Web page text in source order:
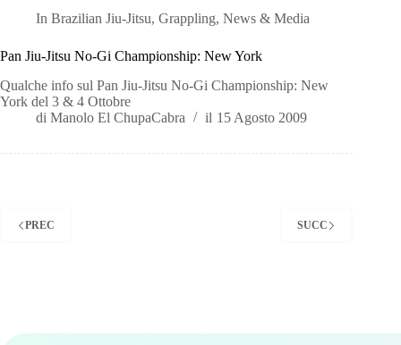
In Brazilian Jiu-Jitsu,Grappling,News & Media
Pan Jiu-Jitsu No-Gi Championship: New York
Qualche info sul Pan Jiu-Jitsu No-Gi Championship: New
York del 3 & 4 Ottobre
di Manolo El ChupaCabra il 15 Agosto 2009
PREC SUCC